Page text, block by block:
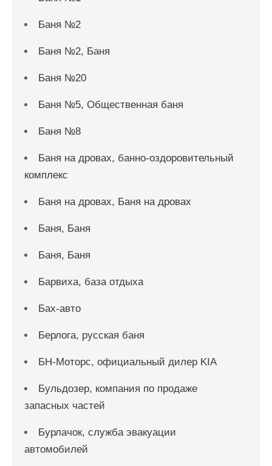
Баня №2
Баня №2, Баня
Баня №20
Баня №5, Общественная баня
Баня №8
Баня на дровах, банно-оздоровительный
комплекс
Баня на дровах, Баня на дровах
Баня, Баня
Баня, Баня
Барвиха, база отдыха
Бах-авто
Берлога, русская баня
БН-Моторс, официальный дилер KIA
Бульдозер, компания по продаже
запасных частей
Бурлачок, служба эвакуации
автомобилей